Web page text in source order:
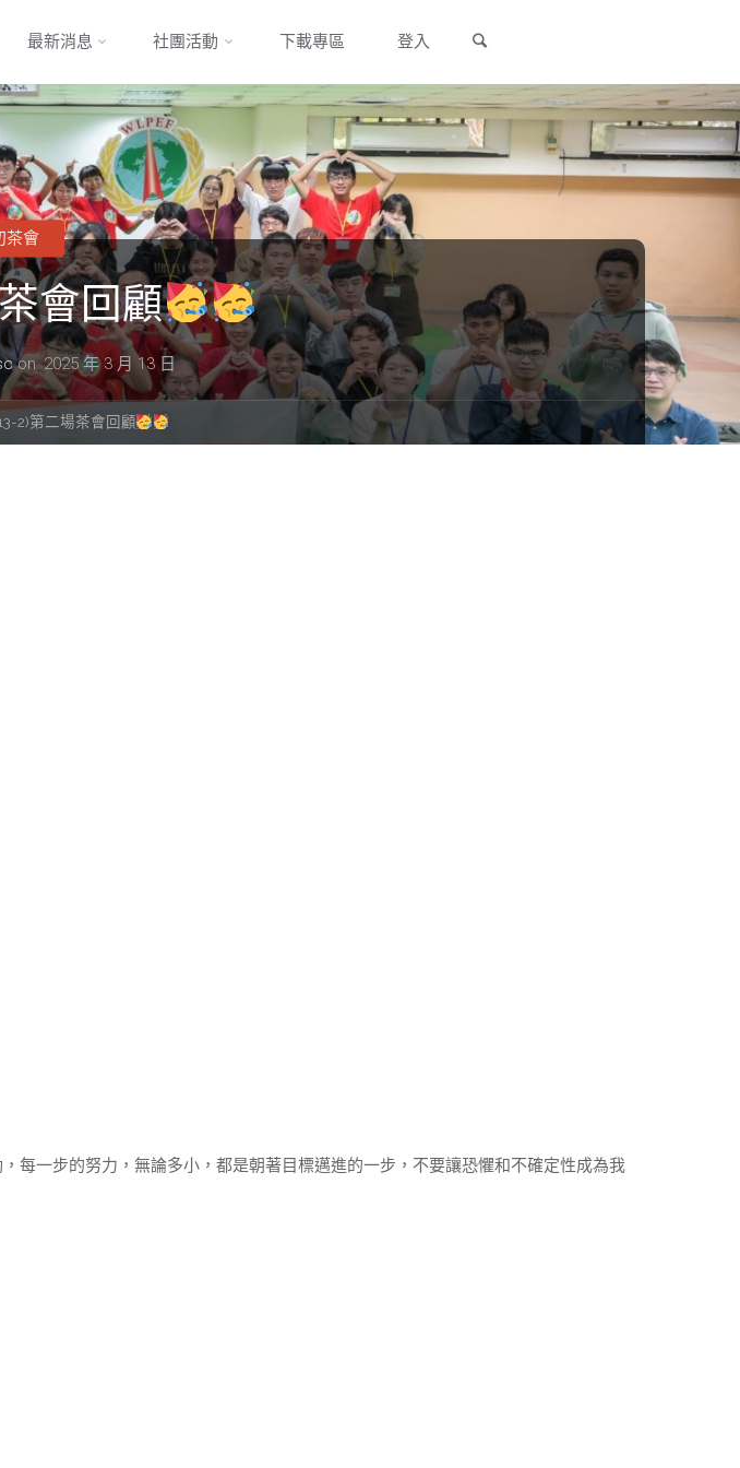
最新消息 社團活動 下載專區 登入
會回顧
on 2025 年 3 月 13 日
茶會
2)第二場茶會回顧
每一步的努力，無論多小，都是朝著目標邁進的一步，不要讓恐懼和不確定性成為我